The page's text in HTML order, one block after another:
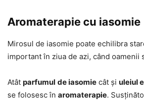
Aromaterapie cu iasomie
Mirosul de iasomie poate echilibra
important în ziua de azi, când oamenii
Atât parfumul de iasomie cât și uleiul
se folosesc în aromaterapie.